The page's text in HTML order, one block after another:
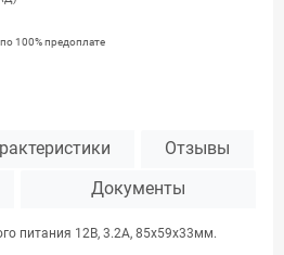
100% предоплате
Отзывы
Документы
питания 12В, 3.2А, 85х59х33мм.